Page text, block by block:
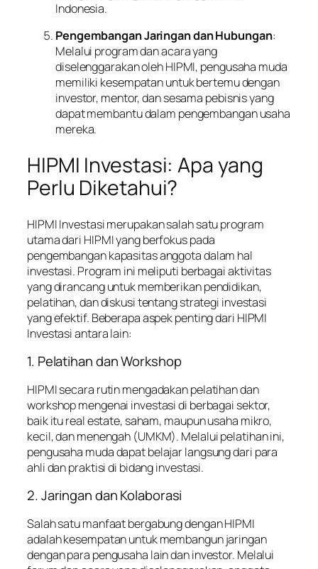
Indonesia.
Pengembangan Jaringan dan Hubungan:
Melalui program dan acara yang
diselenggarakan oleh HIPMI, pengusaha muda
memiliki kesempatan untuk bertemu dengan
investor, mentor, dan sesama pebisnis yang
dapat membantu dalam pengembangan usaha
mereka.
HIPMI Investasi: Apa yang
Perlu Diketahui?
HIPMI Investasi merupakan salah satu program
utama dari HIPMI yang berfokus pada
pengembangan kapasitas anggota dalam hal
investasi. Program ini meliputi berbagai aktivitas
yang dirancang untuk memberikan pendidikan,
pelatihan, dan diskusi tentang strategi investasi
yang efektif. Beberapa aspek penting dari HIPMI
Investasi antara lain:
1. Pelatihan dan Workshop
HIPMI secara rutin mengadakan pelatihan dan
workshop mengenai investasi di berbagai sektor,
baik itu real estate, saham, maupun usaha mikro,
kecil, dan menengah (UMKM). Melalui pelatihan ini,
pengusaha muda dapat belajar langsung dari para
ahli dan praktisi di bidang investasi.
2. Jaringan dan Kolaborasi
Salah satu manfaat bergabung dengan HIPMI
adalah kesempatan untuk membangun jaringan
dengan para pengusaha lain dan investor. Melalui